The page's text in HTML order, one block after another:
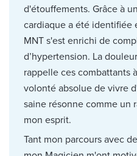
d'étouffements. Grâce à
cardiaque a été identifiée
MNT s'est enrichi de
d’hypertension. La
rappelle ces combattants
volonté absolue de vivre
saine résonne comme un
mon esprit.
Tant mon parcours avec